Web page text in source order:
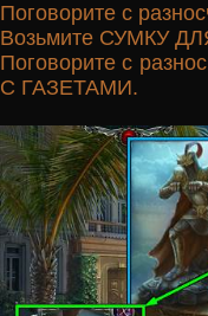
Поговорите с
Возьмите СУМКУ
Поговорите с
С ГАЗЕТАМИ.